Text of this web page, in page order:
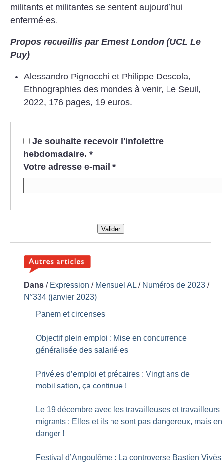
militants et militantes se sentent aujourd’hui
enfermé∙es.
Propos recueillis par Ernest London (UCL Le
Puy)
Alessandro Pignocchi et Philippe Descola,
Ethnographies des mondes à venir, Le Seuil,
2022, 176 pages, 19 euros.
Je souhaite recevoir l'infolettre
hebdomadaire. *
Votre adresse e-mail *
Valider
Dans / Expression / Mensuel AL/ Numéros de 2023 /
N°334 (janvier 2023)
Panem et circenses
Objectif plein emploi : Mise en concurrence
généralisée des salarié∙es
Privé.es d’emploi et précaires : Vingt ans de
mobilisation, ça continue !
Le 19 décembre avec les travailleuses et travailleurs
migrants : Elles et ils ne sont pas dangereux, mais en
danger !
Festival d’Angoulême : La controverse Bastien Vivès